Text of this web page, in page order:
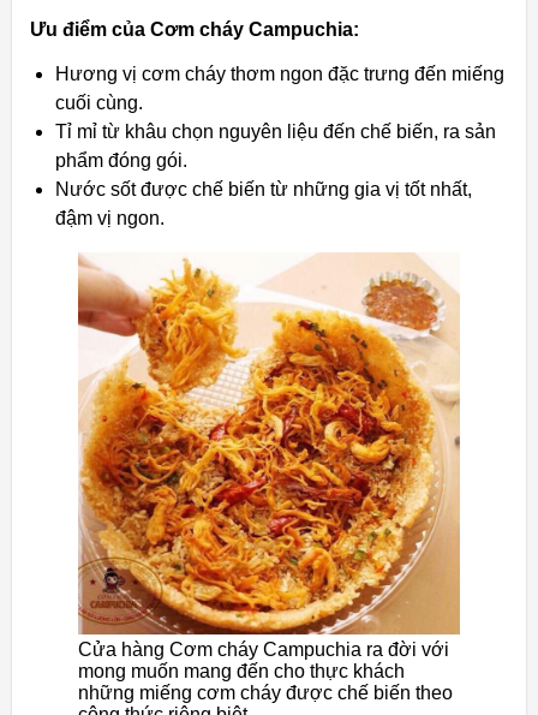
Ưu điểm của Cơm cháy Campuchia:
Hương vị cơm cháy thơm ngon đặc trưng đến miếng
cuối cùng.
Tỉ mỉ từ khâu chọn nguyên liệu đến chế biến, ra sản
phẩm đóng gói.
Nước sốt được chế biến từ những gia vị tốt nhất,
đậm vị ngon.
Cửa hàng Cơm cháy Campuchia ra đời với
mong muốn mang đến cho thực khách
những miếng cơm cháy được chế biến theo